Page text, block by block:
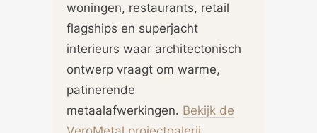
woningen, restaurants, retail
flagships en superjacht
interieurs waar architectonisch
ontwerp vraagt om warme,
patinerende
metaalafwerkingen. Bekijk de